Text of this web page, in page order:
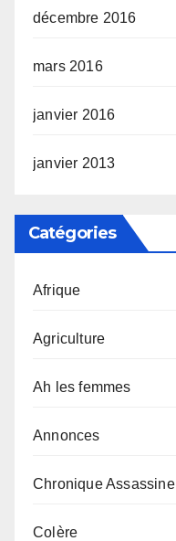
décembre 2016
mars 2016
janvier 2016
janvier 2013
Catégories
Afrique
Agriculture
Ah les femmes
Annonces
Chronique Assassine
Colère